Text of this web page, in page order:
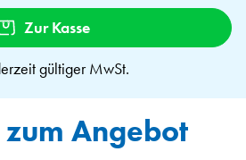
Zur Kasse
gültiger MwSt.
Angebot